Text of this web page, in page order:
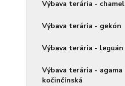
Výbava terária -
Výbava terária - gekón
Výbava terária -
Výbava terária - agama
kočinčínská